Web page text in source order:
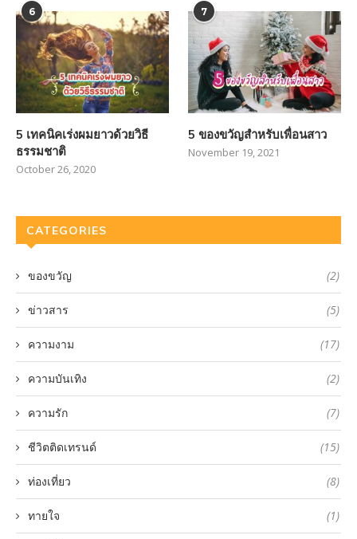
6
5 เทคนิคเร่งผมยาวด้วยวิธี
ธรรมชาติ
October 26, 2020
7
5 ของขวัญสำหรับเพื่อนสาว
November 19, 2021
CATEGORIES
ของขวัญ (2)
ข่าวสาร (5)
ความงาม (17)
ความบันเทิง (2)
ความรัก (7)
ชีวิตติดเทรนด์ (15)
ท่องเที่ยว (8)
ทายใจ (1)